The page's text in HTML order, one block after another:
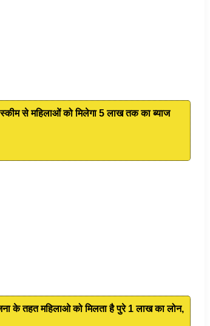
से महिलाओं को मिलेगा 5 लाख तक का ब्याज
के तहत महिलाओ को मिलता है पुरे 1 लाख का लोन,